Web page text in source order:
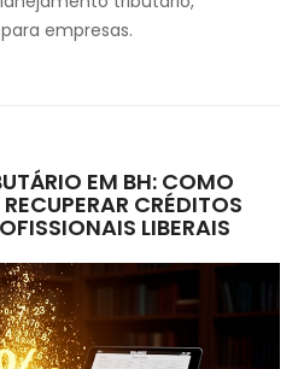
empresas.
EM BH: COMO
CRÉDITOS
LIBERAIS